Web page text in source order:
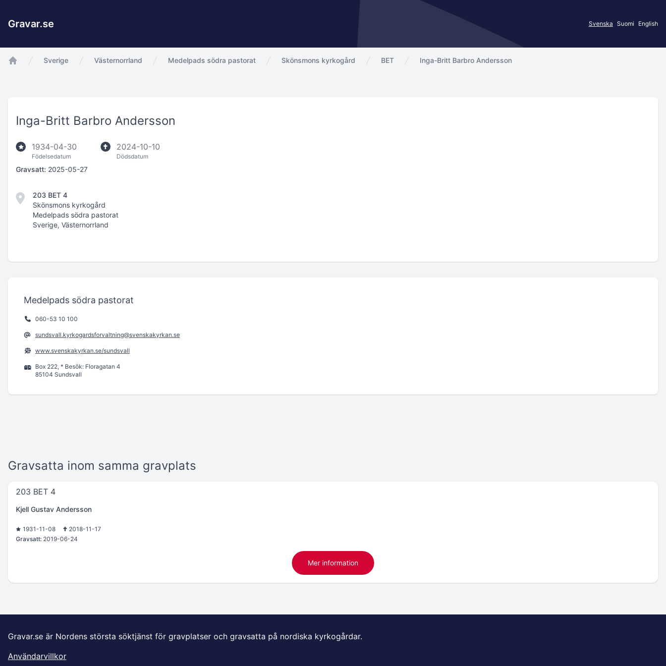
Gravar.se Svenska Suomi English
Sverige Västernorrland Medelpads södra pastorat Skönsmons kyrkogård BET Inga-Britt Barbro Andersson
Inga-Britt Barbro Andersson
1934-04-30
Födelsedatum
2024-10-10
Dödsdatum
Gravsatt: 2025-05-27
203 BET 4
Skönsmons kyrkogård
Medelpads södra pastorat
Sverige, Västernorrland
Medelpads södra pastorat
060-53 10 100
sundsvall.kyrkogardsforvaltning@svenskakyrkan.se
www.svenskakyrkan.se/sundsvall
Box 222, * Besök: Floragatan 4
85104 Sundsvall
Gravsatta inom samma gravplats
203 BET 4
Kjell Gustav Andersson
1931-11-08
2018-11-17
Gravsatt: 2019-06-24
Mer information
Gravar.se är Nordens största söktjänst för gravplatser och gravsatta på nordiska kyrkogårdar.
Användarvillkor